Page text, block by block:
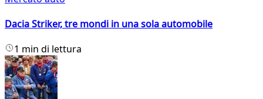
Dacia Striker, tre mondi in una sola automobile
1 min di lettura